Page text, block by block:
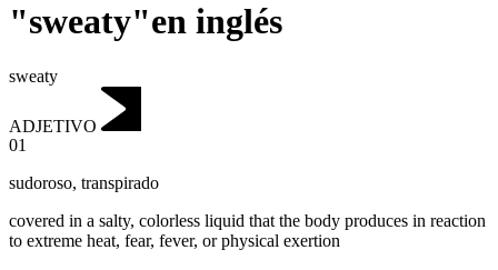
"sweaty"en inglés
sweaty
ADJETIVO
01
sudoroso, transpirado
covered in a salty, colorless liquid that the body produces in reaction
to extreme heat, fear, fever, or physical exertion